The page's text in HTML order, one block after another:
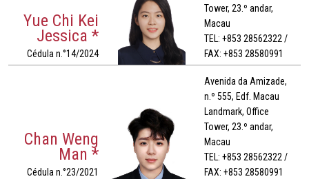
Yue Chi Kei
Jessica *
Cédula n.°14/2024
Tower, 23.º andar,
Macau
TEL: +853 28562322 /
FAX: +853 28580991
Chan Weng
Man *
Cédula n.°23/2021
Avenida da Amizade,
n.º 555, Edf. Macau
Landmark, Office
Tower, 23.º andar,
Macau
TEL: +853 28562322 /
FAX: +853 28580991